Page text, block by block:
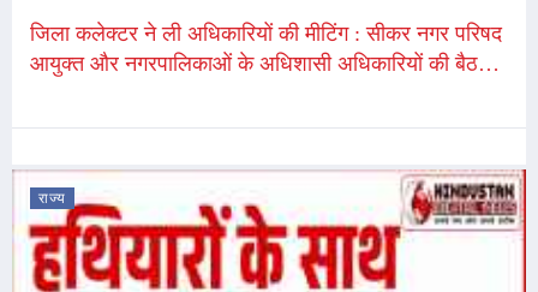
जिला कलेक्टर ने ली अधिकारियों की मीटिंग : सीकर नगर परिषद
आयुक्त और नगरपालिकाओं के अधिशासी अधिकारियों की बैठक,
राज्य